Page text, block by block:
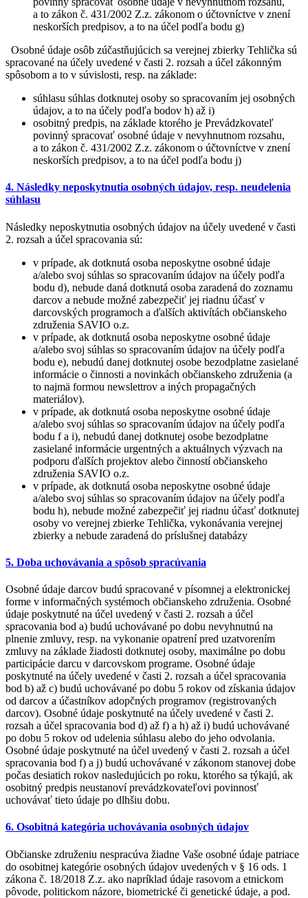
a to zákon č. 431/2002 Z.z. zákonom o účtovníctve v znení
neskorších predpisov, a to na účel podľa bodu g)
Osobné údaje osôb zúčastňujúcich sa verejnej zbierky Tehlička sú
spracované na účely uvedené v časti 2. rozsah a účel zákonným
spôsobom a to v súvislosti, resp. na základe:
súhlasu súhlas dotknutej osoby so spracovaním jej osobných
údajov, a to na účely podľa bodov h) až i)
osobitný predpis, na základe ktorého je Prevádzkovateľ
povinný spracovať osobné údaje v nevyhnutnom rozsahu,
a to zákon č. 431/2002 Z.z. zákonom o účtovníctve v znení
neskorších predpisov, a to na účel podľa bodu j)
4. Následky neposkytnutia osobných údajov, resp. neudelenia
súhlasu
Následky neposkytnutia osobných údajov na účely uvedené v časti
2. rozsah a účel spracovania sú:
v prípade, ak dotknutá osoba neposkytne osobné údaje
a/alebo svoj súhlas so spracovaním údajov na účely podľa
bodu d), nebude daná dotknutá osoba zaradená do zoznamu
darcov a nebude možné zabezpečiť jej riadnu účasť v
darcovských programoch a ďalších aktivítách občianskeho
združenia SAVIO o.z.
v prípade, ak dotknutá osoba neposkytne osobné údaje
a/alebo svoj súhlas so spracovaním údajov na účely podľa
bodu e), nebudú danej dotknutej osobe bezodplatne zasielané
informácie o činnosti a novinkách občianskeho združenia (a
to najmä formou newslettrov a iných propagačných
materiálov).
v prípade, ak dotknutá osoba neposkytne osobné údaje
a/alebo svoj súhlas so spracovaním údajov na účely podľa
bodu f a i), nebudú danej dotknutej osobe bezodplatne
zasielané informácie urgentných a aktuálnych výzvach na
podporu ďalších projektov alebo činností občianskeho
združenia SAVIO o.z.
v prípade, ak dotknutá osoba neposkytne osobné údaje
a/alebo svoj súhlas so spracovaním údajov na účely podľa
bodu h), nebude možné zabezpečiť jej riadnu účasť dotknutej
osoby vo verejnej zbierke Tehlička, vykonávania verejnej
zbierky a nebude zaradená do príslušnej databázy
5. Doba uchovávania a spôsob spracúvania
Osobné údaje darcov budú spracované v písomnej a elektronickej
forme v informačných systémoch občianskeho združenia. Osobné
údaje poskytnuté na účel uvedený v časti 2. rozsah a účel
spracovania bod a) budú uchovávané po dobu nevyhnutnú na
plnenie zmluvy, resp. na vykonanie opatrení pred uzatvorením
zmluvy na základe žiadosti dotknutej osoby, maximálne po dobu
participácie darcu v darcovskom programe. Osobné údaje
poskytnuté na účely uvedené v časti 2. rozsah a účel spracovania
bod b) až c) budú uchovávané po dobu 5 rokov od získania údajov
od darcov a účastníkov adopčných programov (registrovaných
darcov). Osobné údaje poskytnuté na účely uvedené v časti 2.
rozsah a účel spracovania bod d) až f) a h) až i) budú uchovávané
po dobu 5 rokov od udelenia súhlasu alebo do jeho odvolania.
Osobné údaje poskytnuté na účel uvedený v časti 2. rozsah a účel
spracovania bod f) a j) budú uchovávané v zákonom stanovej dobe
počas desiatich rokov nasledujúcich po roku, ktorého sa týkajú, ak
osobitný predpis neustanoví prevádzkovateľovi povinnosť
uchovávať tieto údaje po dlhšiu dobu.
6. Osobitná kategória uchovávania osobných údajov
Občianske združeniu nespracúva žiadne Vaše osobné údaje patriace
do osobitnej kategórie osobných údajov uvedených v § 16 ods. 1
zákona č. 18/2018 Z.z. ako napríklad údaje rasovom a etnickom
pôvode, politickom názore, biometrické či genetické údaje, a pod.